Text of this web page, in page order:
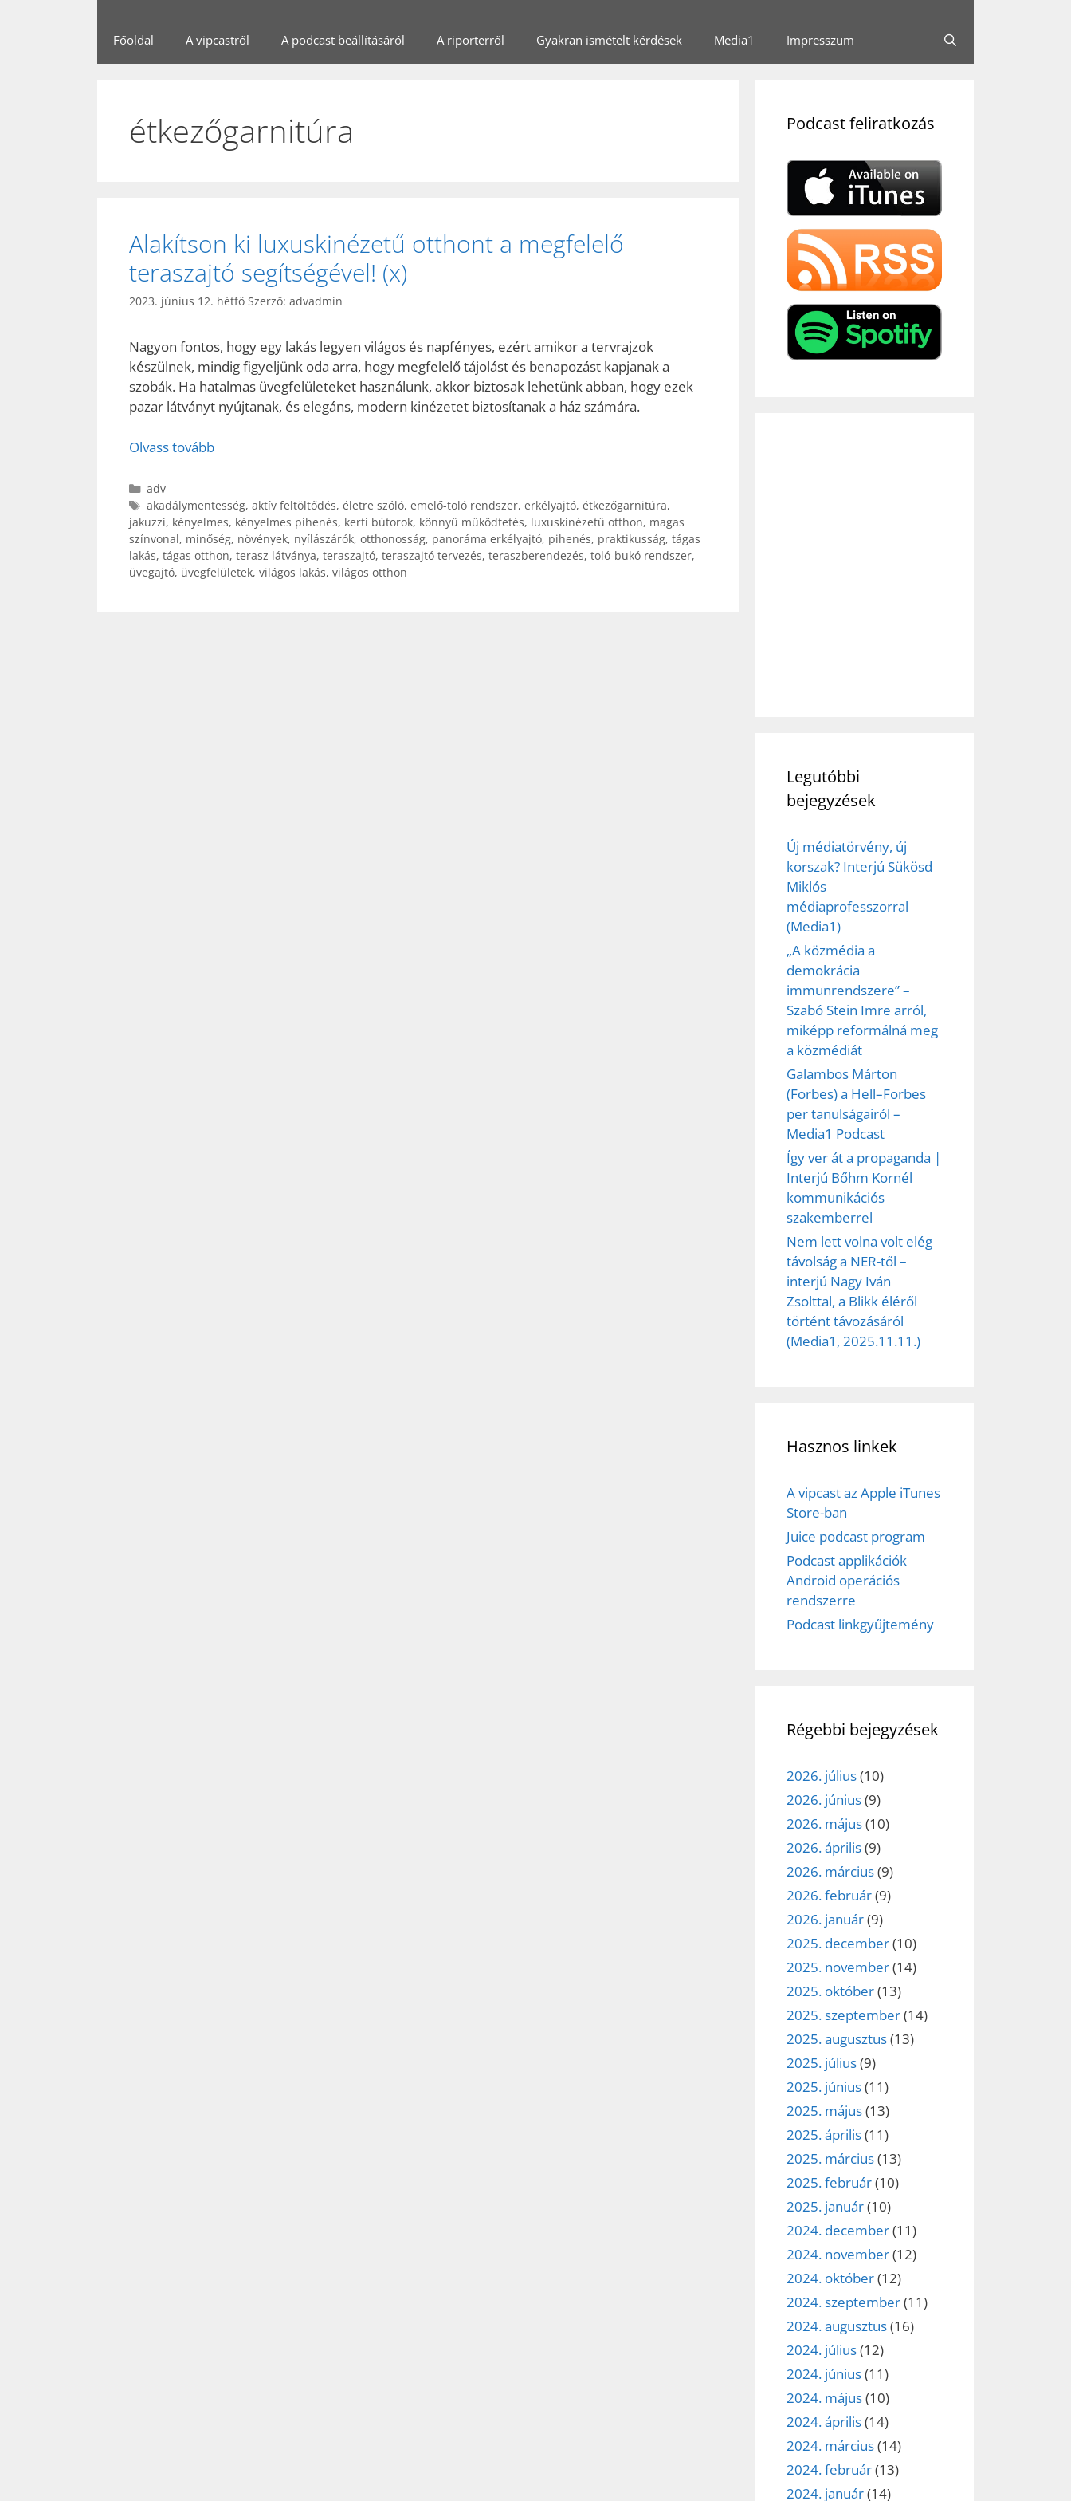
Főoldal A vipcastről A podcast beállításáról A riporterről Gyakran ismételt kérdések Media1 Impresszum
étkezőgarnitúra
Alakítson ki luxuskinézetű otthont a megfelelő
teraszajtó segítségével! (x)
2023. június 12. hétfő Szerző: advadmin
Nagyon fontos, hogy egy lakás legyen világos és napfényes, ezért amikor a tervrajzok
készülnek, mindig figyeljünk oda arra, hogy megfelelő tájolást és benapozást kapjanak a
szobák. Ha hatalmas üvegfelületeket használunk, akkor biztosak lehetünk abban, hogy ezek
pazar látványt nyújtanak, és elegáns, modern kinézetet biztosítanak a ház számára.
Olvass tovább
Kategória
adv
Címkék
akadálymentesség, aktív feltöltődés, életre szóló, emelő-toló rendszer, erkélyajtó, étkezőgarnitúra,
jakuzzi, kényelmes, kényelmes pihenés, kerti bútorok, könnyű működtetés, luxuskinézetű otthon, magas
színvonal, minőség, növények, nyílászárók, otthonosság, panoráma erkélyajtó, pihenés, praktikusság, tágas
lakás, tágas otthon, terasz látványa, teraszajtó, teraszajtó tervezés, teraszberendezés, toló-bukó rendszer,
üvegajtó, üvegfelületek, világos lakás, világos otthon
Podcast feliratkozás
Legutóbbi
bejegyzések
Új médiatörvény, új
korszak? Interjú Sükösd
Miklós
médiaprofesszorral
(Media1)
„A közmédia a
demokrácia
immunrendszere” –
Szabó Stein Imre arról,
miképp reformálná meg
a közmédiát
Galambos Márton
(Forbes) a Hell–Forbes
per tanulságairól –
Media1 Podcast
Így ver át a propaganda |
Interjú Bőhm Kornél
kommunikációs
szakemberrel
Nem lett volna volt elég
távolság a NER-től –
interjú Nagy Iván
Zsolttal, a Blikk éléről
történt távozásáról
(Media1, 2025.11.11.)
Hasznos linkek
A vipcast az Apple iTunes
Store-ban
Juice podcast program
Podcast applikációk
Android operációs
rendszerre
Podcast linkgyűjtemény
Régebbi bejegyzések
2026. július(10)
2026. június(9)
2026. május(10)
2026. április(9)
2026. március(9)
2026. február(9)
2026. január(9)
2025. december(10)
2025. november(14)
2025. október(13)
2025. szeptember(14)
2025. augusztus(13)
2025. július(9)
2025. június(11)
2025. május(13)
2025. április(11)
2025. március(13)
2025. február(10)
2025. január(10)
2024. december(11)
2024. november(12)
2024. október(12)
2024. szeptember(11)
2024. augusztus(16)
2024. július(12)
2024. június(11)
2024. május(10)
2024. április(14)
2024. március(14)
2024. február(13)
2024. január(14)